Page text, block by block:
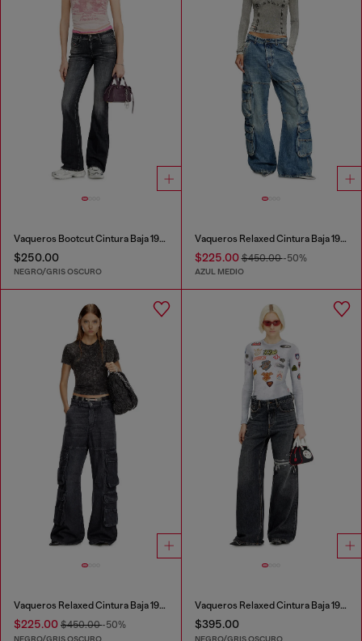
Vaqueros Bootcut Cintura Baja 1969 D-Ebbey
$250.00
NEGRO/GRIS OSCURO
Vaqueros Relaxed Cintura Baja 1996 D-Sire
$225.00$450.00-50%
AZUL MEDIO
Vaqueros Relaxed Cintura Baja 1996 D-Sire
$225.00 $450.00-50%
NEGRO/GRIS OSCURO
Vaqueros Relaxed Cintura Baja 1996 D-Sire
$395.00
NEGRO/GRIS OSCURO